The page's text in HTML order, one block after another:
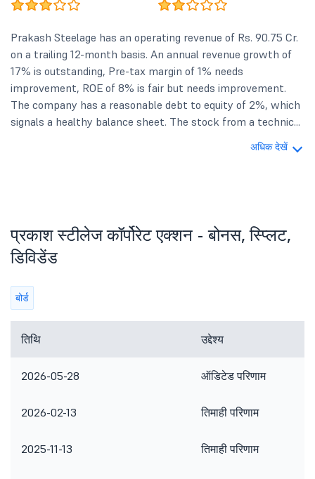
Prakash Steelage has an operating revenue of Rs. 90.75 Cr.
on a trailing 12-month basis. An annual revenue growth of
17% is outstanding, Pre-tax margin of 1% needs
improvement, ROE of 8% is fair but needs improvement.
The company has a reasonable debt to equity of 2%, which
signals a healthy balance sheet. The stock from a technic...
अधिक देखें
प्रकाश स्टीलेज कॉर्पोरेट एक्शन - बोनस, स्प्लिट,
डिविडेंड
बोर्ड
तिथि उद्देश्य
2026-05-28 ऑडिटेड परिणाम
2026-02-13 तिमाही परिणाम
2025-11-13 तिमाही परिणाम